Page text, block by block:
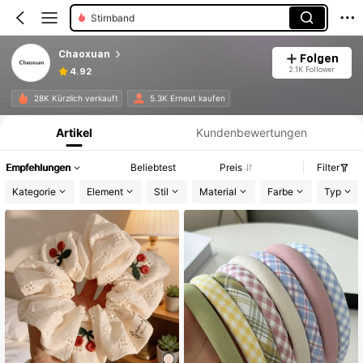
Stirnband
Chaoxuan
4.92
Folgen
2.1K Follower
28K Kürzlich verkauft 5.3K Erneut kaufen
Produktinformation: Preisangabe, Verkaufs- und Lagerbestandsdetails.
Artikel Kundenbewertungen
Empfehlungen Beliebtest Preis
Filter
Kategorie
Element Stil Material Farbe Typ